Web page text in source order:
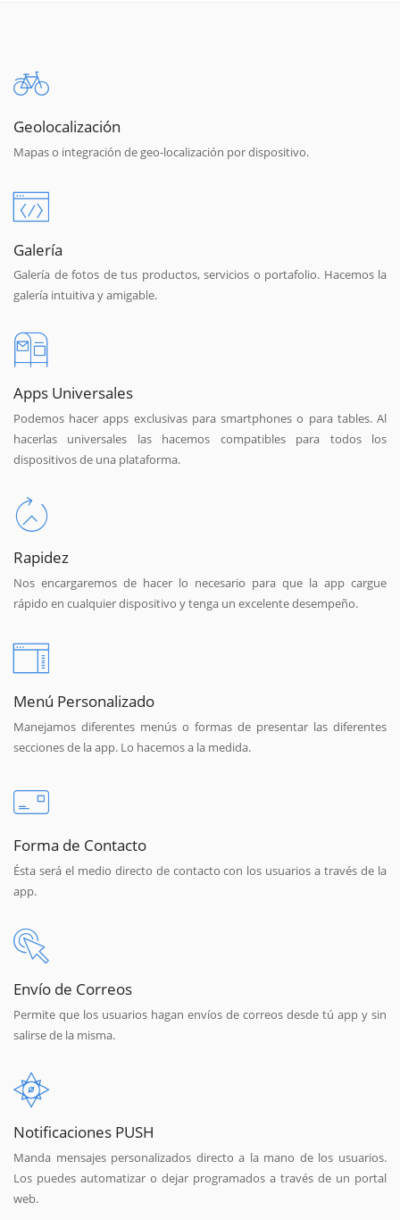
Geolocalización
Mapas o integración de geo-localización por dispositivo.
Galería
Galería de fotos de tus productos, servicios o portafolio. Hacemos la
galería intuitiva y amigable.
Apps Universales
Podemos hacer apps exclusivas para smartphones o para tables. Al
hacerlas universales las hacemos compatibles para todos los
dispositivos de una plataforma.
Rapidez
Nos encargaremos de hacer lo necesario para que la app cargue
rápido en cualquier dispositivo y tenga un excelente desempeño.
Menú Personalizado
Manejamos diferentes menús o formas de presentar las diferentes
secciones de la app. Lo hacemos a la medida.
Forma de Contacto
Ésta será el medio directo de contacto con los usuarios a través de la
app.
Envío de Correos
Permite que los usuarios hagan envíos de correos desde tú app y sin
salirse de la misma.
Notificaciones PUSH
Manda mensajes personalizados directo a la mano de los usuarios.
Los puedes automatizar o dejar programados a través de un portal
web.